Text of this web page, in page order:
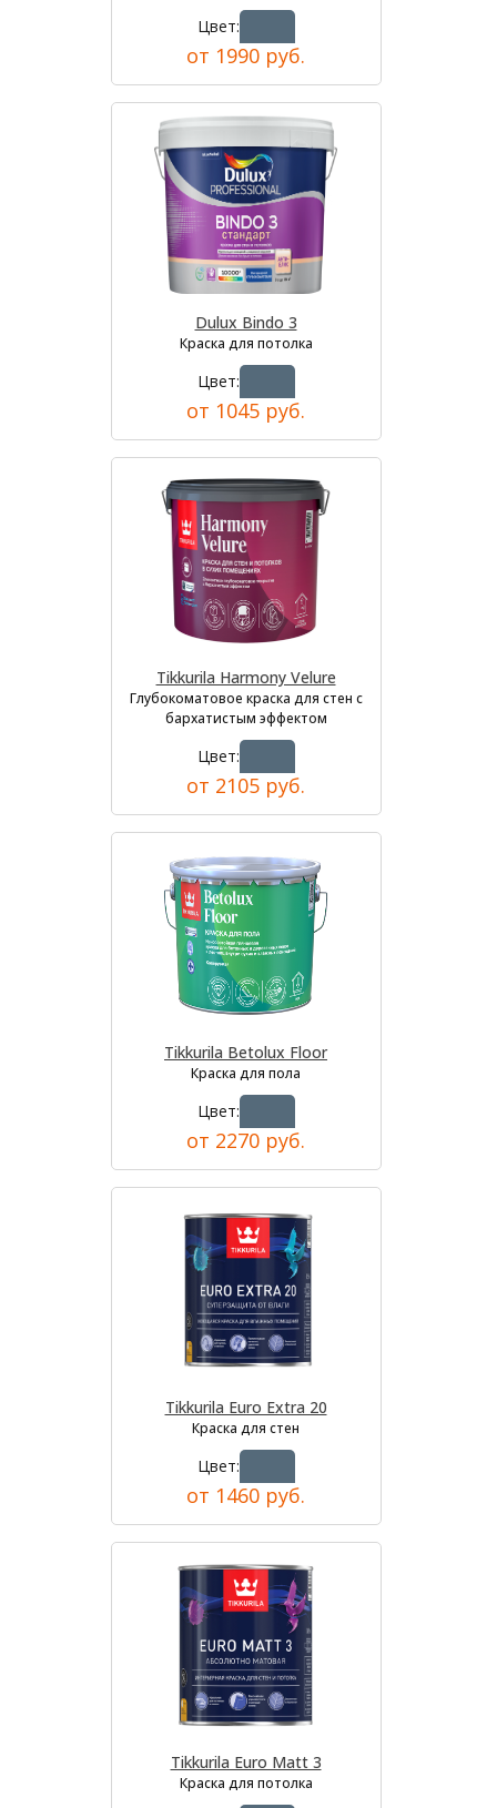
Цвет:
от 1990 руб.
Dulux Bindo 3
Краска для потолка
Цвет:
от 1045 руб.
Tikkurila Harmony Velure
Глубокоматовое краска для стен с
бархатистым эффектом
Цвет:
от 2105 руб.
Tikkurila Betolux Floor
Краска для пола
Цвет:
от 2270 руб.
Tikkurila Euro Extra 20
Краска для стен
Цвет:
от 1460 руб.
Tikkurila Euro Matt 3
Краска для потолка